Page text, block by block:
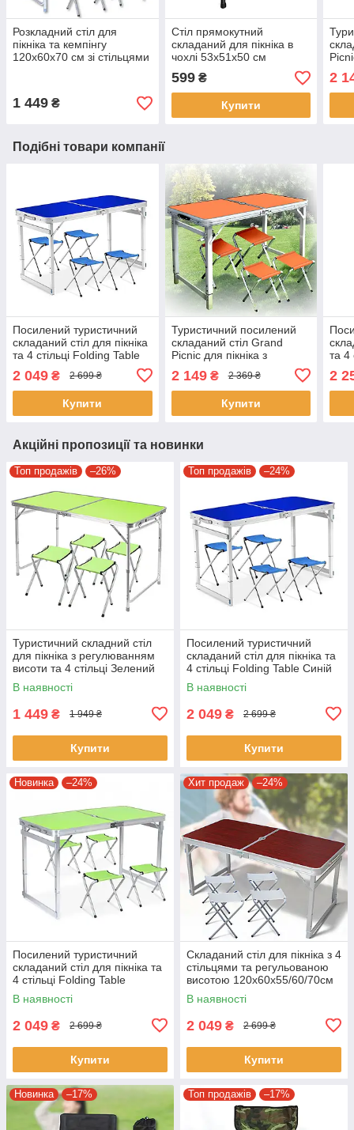
Розкладний стіл для
пікніка та кемпінгу
120х60х70 см зі стільцями
1 449 ₴
Стіл прямокутний
складаний для пікніка в
чохлі 53x51x50 см
Туристичний розкладний
стіл Чорний
599₴
Купити
2
Подібні товари компанії
Посилений туристичний
складаний стіл для пікніка
та 4 стільці Folding Table
для дачі
2 049 ₴ 2 699 ₴
Купити
Туристичний посилений
складаний стіл Grand
Picnic для пікніка з
регулюванням висоти та 4
стільці GP4262-3
2 149₴ 2 369 ₴
Купити
та 4
2
Акційні пропозиції та новинки
Топ продажів –26%
Туристичний складний стіл
для пікніка з регулюванням
висоти та 4 стільці Зелений
Стіл із стільцями для дачі
В наявності
1 449 ₴ 1 949 ₴
Купити
Топ продажів –24%
Посилений туристичний
складаний стіл для пікніка та
4 стільці Folding Table Синій
Стіл із стільцями для дачі
В наявності
2 049 ₴ 2 699 ₴
Купити
Новинка –24%
Посилений туристичний
складаний стіл для пікніка та
4 стільці Folding Table
Зелений Стіл із стільцями
для дачі
В наявності
2 049 ₴ 2 699 ₴
Купити
Хит продаж –24%
Складаний стіл для пікніка з 4
стільцями та регульованою
висотою 120х60х55/60/70см
В наявності
2 049 ₴ 2 699 ₴
Купити
Новинка –17% Топ продажів –17%